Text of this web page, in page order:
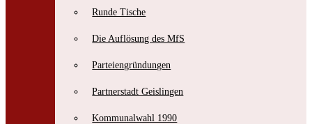
Runde Tische
Die Auflösung des MfS
Parteiengründungen
Partnerstadt Geislingen
Kommunalwahl 1990